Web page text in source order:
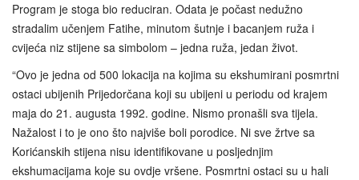
Program je stoga bio reduciran. Odata je počast nedužno
stradalim učenjem Fatihe, minutom šutnje i bacanjem ruža i
cvijeća niz stijene sa simbolom – jedna ruža, jedan život.
“Ovo je jedna od 500 lokacija na kojima su ekshumirani posmrtni
ostaci ubijenih Prijedorčana koji su ubijeni u periodu od krajem
maja do 21. augusta 1992. godine. Nismo pronašli sva tijela.
Nažalost i to je ono što najviše boli porodice. Ni sve žrtve sa
Korićanskih stijena nisu identifikovane u posljednjim
ekshumacijama koje su ovdje vršene. Posmrtni ostaci su u hali